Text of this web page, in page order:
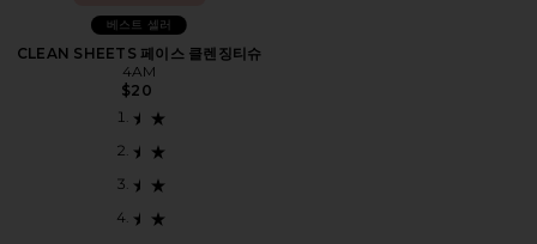
베스트 셀러
CLEAN SHEETS 페이스 클렌징티슈
4AM
$20